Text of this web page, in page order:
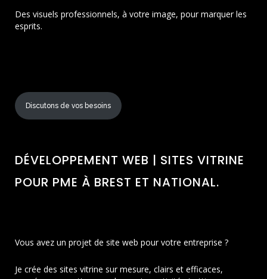
Des visuels professionnels, à votre image, pour marquer les
esprits.
Discutons de vos besoins
DÉVELOPPEMENT WEB | SITES VITRINE
POUR PME À BREST ET NATIONAL.
Vous avez un projet de site web pour votre entreprise ?
Je crée des sites vitrine sur mesure, clairs et efficaces,